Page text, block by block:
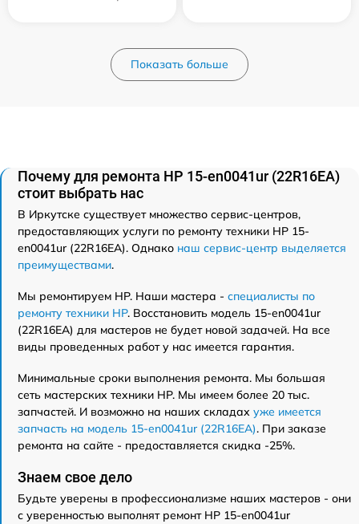
Показать больше
Почему для ремонта HP 15-en0041ur (22R16EA)
стоит выбрать нас
В Иркутске существует множество сервис-центров,
предоставляющих услуги по ремонту техники HP 15-
en0041ur (22R16EA). Однако наш сервис-центр выделяется
преимуществами.
Мы ремонтируем HP. Наши мастера - специалисты по
ремонту техники HP. Восстановить модель 15-en0041ur
(22R16EA) для мастеров не будет новой задачей. На все
виды проведенных работ у нас имеется гарантия.
Минимальные сроки выполнения ремонта. Мы большая
сеть мастерских техники HP. Мы имеем более 20 тыс.
запчастей. И возможно на наших складах уже имеется
запчасть на модель 15-en0041ur (22R16EA). При заказе
ремонта на сайте - предоставляется скидка -25%.
Знаем свое дело
Будьте уверены в профессионализме наших мастеров - они
с уверенностью выполнят ремонт HP 15-en0041ur